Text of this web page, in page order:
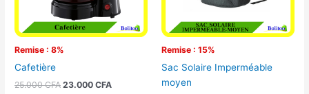
Remise : 8%
Cafetière
25.000CFA 23.000CFA
Remise : 15%
Sac Solaire Imperméable
moyen